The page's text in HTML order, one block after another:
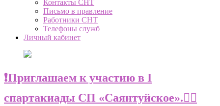
Контакты СНТ
Письмо в правление
Работники СНТ
Телефоны служб
Личный кабинет
❗️Приглашаем к участию в I
спартакиады СП «Саянтуйское».🚵‍♀️